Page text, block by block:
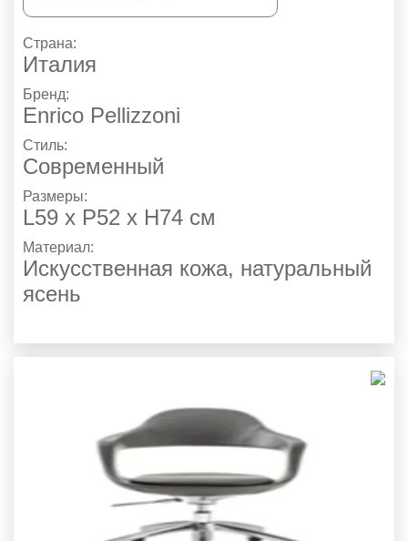
Страна:
Италия
Бренд:
Enrico Pellizzoni
Стиль:
Современный
Размеры:
L59 x P52 x H74 см
Материал:
Искусственная кожа, натуральный
ясень